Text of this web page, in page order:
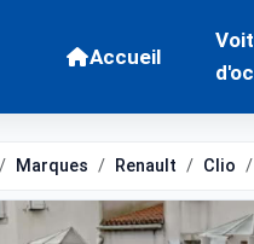
Accueil
Marques Renault Clio